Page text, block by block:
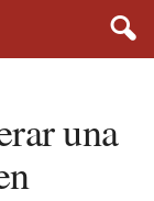
una